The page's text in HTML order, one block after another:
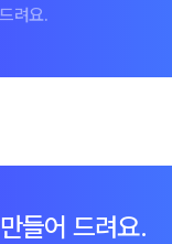
려요.
들어 드려요.